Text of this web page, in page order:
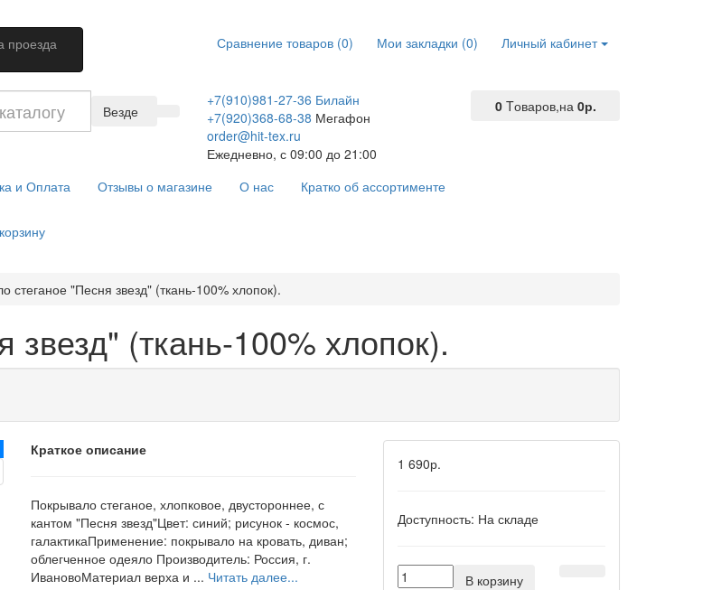
проезда Личный кабинет
Мои закладки (0)
Сравнение товаров (0)
+7(910)981-27-36 Билайн
+7(920)368-68-38 Мегафон
order@hit-tex.ru
Ежедневно, с 09:00 до 21:00
0 Tоваров,на 0р.
Везде
и Оплата Отзывы о магазине О нас Кратко об ассортименте
стеганое "Песня звезд" (ткань-100% хлопок).
(ткань-100% хлопок).
Краткое описание
Покрывало стеганое, хлопковое, двустороннее, с
кантом "Песня звезд"Цвет: синий; рисунок - космос,
галактикаПрименение: покрывало на кровать, диван;
облегченное одеяло Производитель: Россия, г.
ИвановоМатериал верха и ... Читать далее...
1 690р.
Доступность: На складе
В корзину